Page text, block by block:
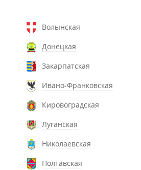
Волынская
Донецкая
Закарпатская
Ивано-Франковская
Кировоградская
Луганская
Николаевская
Полтавская